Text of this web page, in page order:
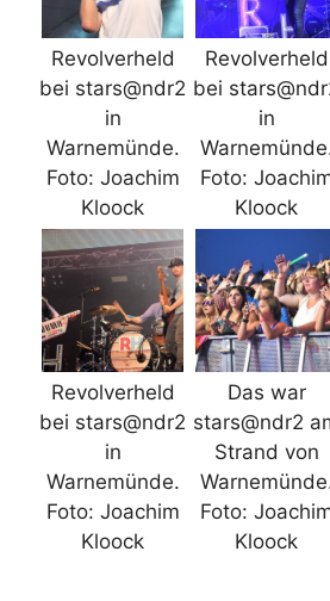
Revolverheld
bei stars@ndr2
in
Warnemünde.
Foto: Joachim
Kloock
Revolverheld
bei
in
Foto:
Kloock
Revolverheld
bei stars@ndr2
in
Warnemünde.
Foto: Joachim
Kloock
Das war
stars@ndr2
Strand von
Foto:
Kloock